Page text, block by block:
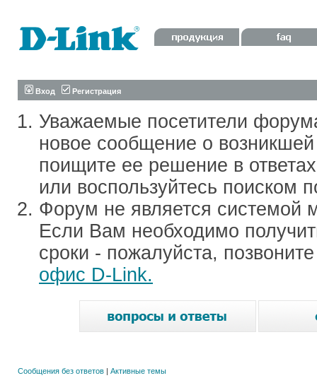
Вход Регистрация
Уважаемые посетители
новое сообщение о
поищите ее решение в
или воспользуйтесь поиском
Форум не является системой
Если Вам необходимо
сроки - пожалуйста,
офис D-Link.
Сообщения без ответов | Активные темы